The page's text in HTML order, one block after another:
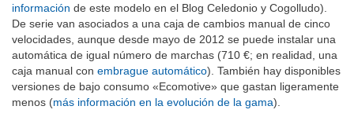
información de este modelo en el Blog Celedonio y Cogolludo).
De serie van asociados a una caja de cambios manual de cinco
velocidades, aunque desde mayo de 2012 se puede instalar una
automática de igual número de marchas (710 €; en realidad, una
caja manual con embrague automático). También hay disponibles
versiones de bajo consumo «Ecomotive» que gastan ligeramente
menos (más información en la evolución de la gama).